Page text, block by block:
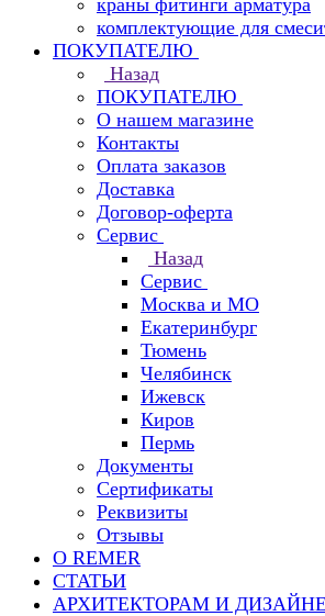
краны фитинги арматура
комплектующие для
ПОКУПАТЕЛЮ
Назад
ПОКУПАТЕЛЮ
О нашем магазине
Контакты
Оплата заказов
Доставка
Договор-оферта
Сервис
Назад
Сервис
Москва и МО
Екатеринбург
Тюмень
Челябинск
Ижевск
Киров
Пермь
Документы
Сертификаты
Реквизиты
Отзывы
О REMER
СТАТЬИ
АРХИТЕКТОРАМ И